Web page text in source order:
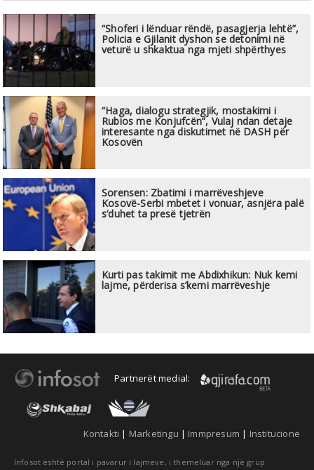
“Shoferi i lënduar rëndë, pasagjerja lehtë”,
Policia e Gjilanit dyshon se detonimi në
veturë u shkaktua nga mjeti shpërthyes
“Haga, dialogu strategjik, mostakimi i
Rubios me Konjufcën”, Vulaj ndan detaje
interesante nga diskutimet në DASH për
Kosovën
Sorensen: Zbatimi i marrëveshjeve
Kosovë-Serbi mbetet i vonuar, asnjëra palë
s’duhet ta presë tjetrën
Kurti pas takimit me Abdixhikun: Nuk kemi
lajme, përderisa s’kemi marrëveshje
Partnerët medial:
Kontakti | Marketingu | Immpresum | Institucione
Infosot është portal i pavarur i lajmeve, i themeluar nga një grup